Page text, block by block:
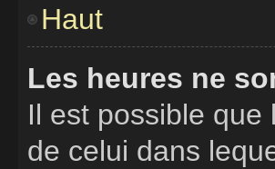
Haut
Les heures ne
Il est possible que
de celui dans